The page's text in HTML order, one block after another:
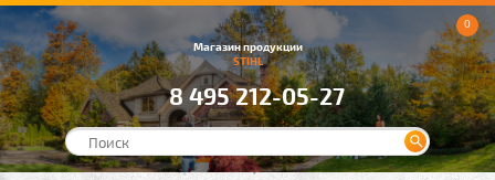
Магазин продукции
STIHL
8 495 212-05-27
0